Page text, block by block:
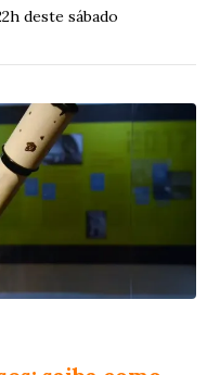
deste sábado